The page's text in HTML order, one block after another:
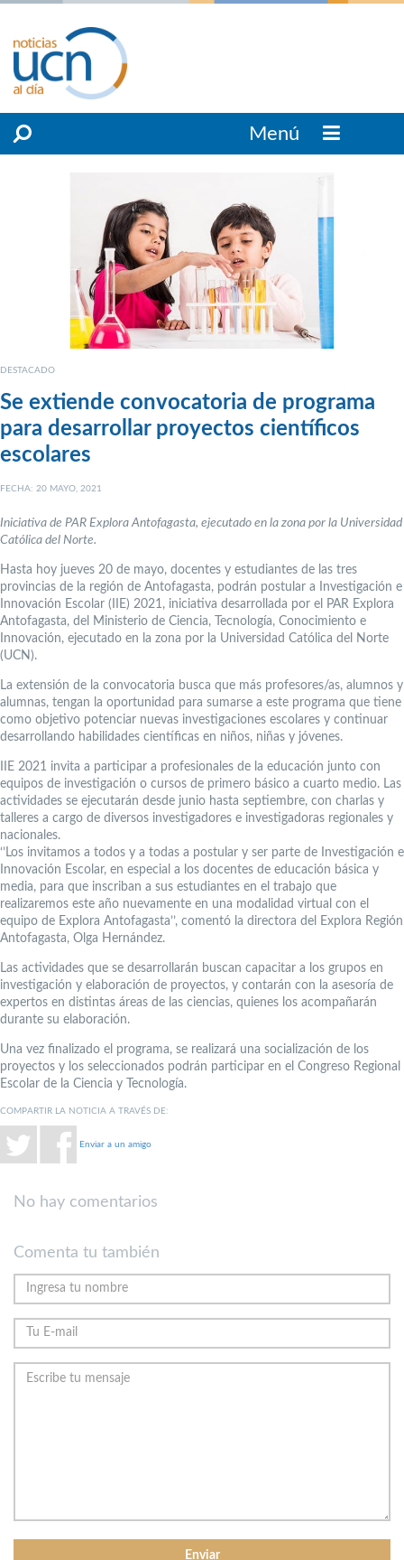
Menú
DESTACADO
Se extiende convocatoria de programa
para desarrollar proyectos científicos
escolares
FECHA: 20 MAYO, 2021
Iniciativa de PAR Explora Antofagasta, ejecutado en la zona por la Universidad
Católica del Norte.
Hasta hoy jueves 20 de mayo, docentes y estudiantes de las tres
provincias de la región de Antofagasta, podrán postular a Investigación e
Innovación Escolar (IIE) 2021, iniciativa desarrollada por el PAR Explora
Antofagasta, del Ministerio de Ciencia, Tecnología, Conocimiento e
Innovación, ejecutado en la zona por la Universidad Católica del Norte
(UCN).
La extensión de la convocatoria busca que más profesores/as, alumnos y
alumnas, tengan la oportunidad para sumarse a este programa que tiene
como objetivo potenciar nuevas investigaciones escolares y continuar
desarrollando habilidades científicas en niños, niñas y jóvenes.
IIE 2021 invita a participar a profesionales de la educación junto con
equipos de investigación o cursos de primero básico a cuarto medio. Las
actividades se ejecutarán desde junio hasta septiembre, con charlas y
talleres a cargo de diversos investigadores e investigadoras regionales y
nacionales.
‘’Los invitamos a todos y a todas a postular y ser parte de Investigación e
Innovación Escolar, en especial a los docentes de educación básica y
media, para que inscriban a sus estudiantes en el trabajo que
realizaremos este año nuevamente en una modalidad virtual con el
equipo de Explora Antofagasta’’, comentó la directora del Explora Región
Antofagasta, Olga Hernández.
Las actividades que se desarrollarán buscan capacitar a los grupos en
investigación y elaboración de proyectos, y contarán con la asesoría de
expertos en distintas áreas de las ciencias, quienes los acompañarán
durante su elaboración.
Una vez finalizado el programa, se realizará una socialización de los
proyectos y los seleccionados podrán participar en el Congreso Regional
Escolar de la Ciencia y Tecnología.
COMPARTIR LA NOTICIA A TRAVÉS DE:
Enviar a un amigo
No hay comentarios
Comenta tu también